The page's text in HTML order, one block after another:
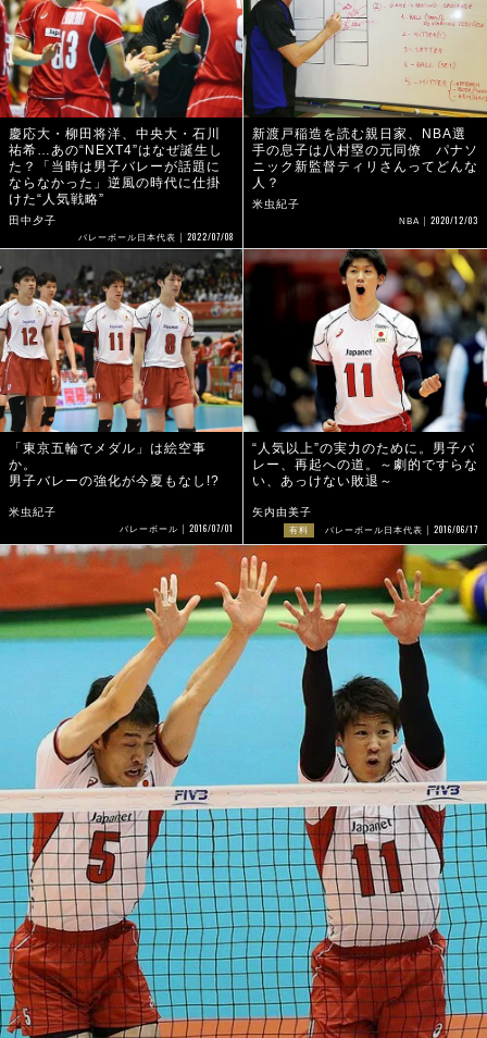
慶応大・柳田将洋、中央大・石川
祐希…あの“NEXT4”はなぜ誕生し
た？「当時は男子バレーが話題に
ならなかった」逆風の時代に仕掛
けた“人気戦略”
田中夕子
バレーボール日本代表 2022/07/08
新渡戸稲造を読む親日家、NBA選
手の息子は八村塁の元同僚 パナソ
ニック新監督ティリさんってどんな
人？
米虫紀子
NBA 2020/12/03
「東京五輪でメダル」は絵空事
か。
男子バレーの強化が今夏もなし!?
米虫紀子
バレーボール 2016/07/01
“人気以上”の実力のために。男子バ
レー、再起への道。～劇的ですらな
い、あっけない敗退～
矢内由美子
有料 バレーボール日本代表 2016/06/17